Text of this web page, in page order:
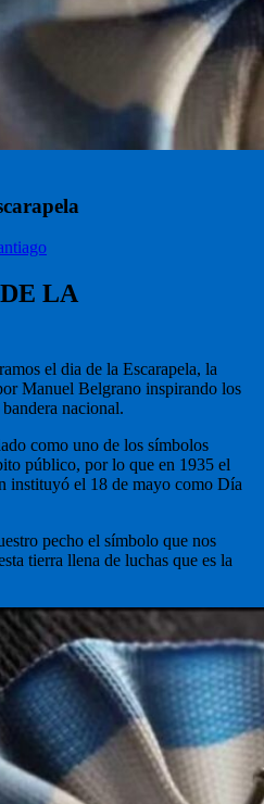
LA
el dia de la Escarapela, la
Manuel Belgrano inspirando los
nacional.
como uno de los símbolos
público, por lo que en 1935 el
instituyó el 18 de mayo como Día
pecho el símbolo que nos
tierra llena de luchas que es la